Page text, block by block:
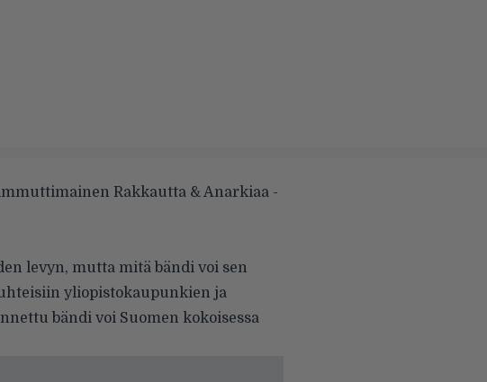
Rakkautta & Anarkiaa -
levyn, mutta mitä bändi voi sen
yliopistokaupunkien ja
bändi voi Suomen kokoisessa